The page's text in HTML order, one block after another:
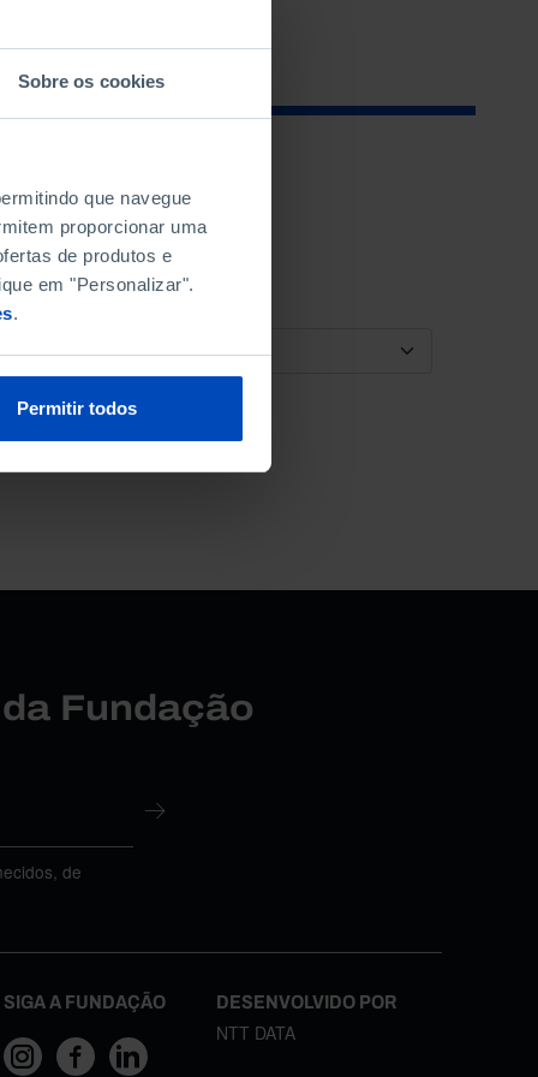
Sobre os cookies
que navegue
proporcionar uma
de produtos e
em "Personalizar".
.
Permitir todos
ORDENAR POR
Fundação
de
SIGA A FUNDAÇÃO DESENVOLVIDO POR
NTT DATA